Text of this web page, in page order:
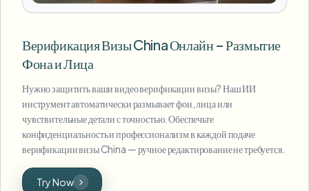
Верификация Визы China Онлайн – Размытие
Фона и Лица
Нужно защитить ваши видео верификации визы? Наш ИИ
инструмент автоматически размывает фон, лица или
чувствительные детали с точностью. Обеспечьте
конфиденциальность и профессионализм в каждой подаче
верификации визы China — ручное редактирование не требуется.
Try Now